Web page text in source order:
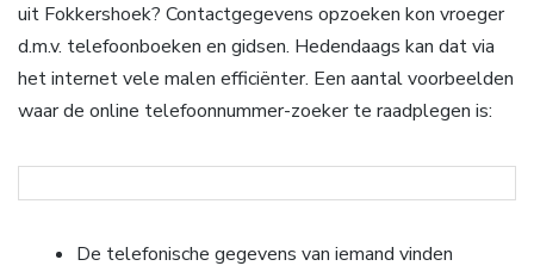
uit Fokkershoek? Contactgegevens opzoeken kon vroeger
d.m.v. telefoonboeken en gidsen. Hedendaags kan dat via
het internet vele malen efficiënter. Een aantal voorbeelden
waar de online telefoonnummer-zoeker te raadplegen is:
De telefonische gegevens van iemand vinden